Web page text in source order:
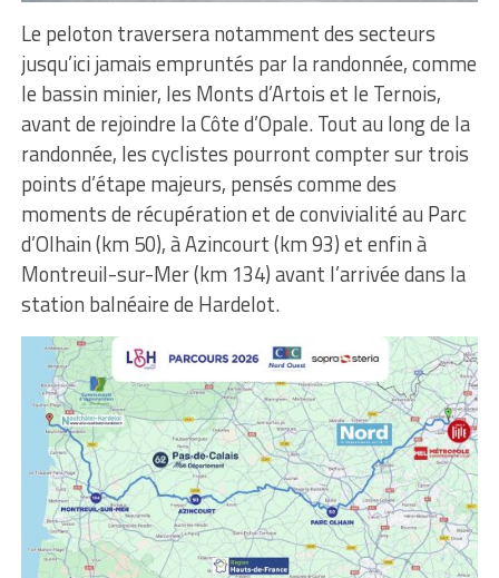
Le peloton traversera notamment des secteurs
jusqu’ici jamais empruntés par la randonnée, comme
le bassin minier, les Monts d’Artois et le Ternois,
avant de rejoindre la Côte d’Opale. Tout au long de la
randonnée, les cyclistes pourront compter sur trois
points d’étape majeurs, pensés comme des
moments de récupération et de convivialité au Parc
d’Olhain (km 50), à Azincourt (km 93) et enfin à
Montreuil-sur-Mer (km 134) avant l’arrivée dans la
station balnéaire de Hardelot.